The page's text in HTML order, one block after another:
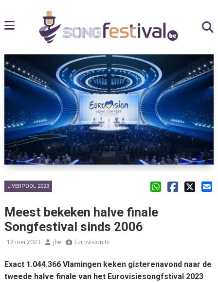
LIVERPOOL 2023
Meest bekeken halve finale
Songfestival sinds 2006
12 mei 2023 jhe Eurovision.tv
Exact 1.044.366 Vlamingen keken gisterenavond naar de
tweede halve finale van het Eurovisiesongfstival 2023